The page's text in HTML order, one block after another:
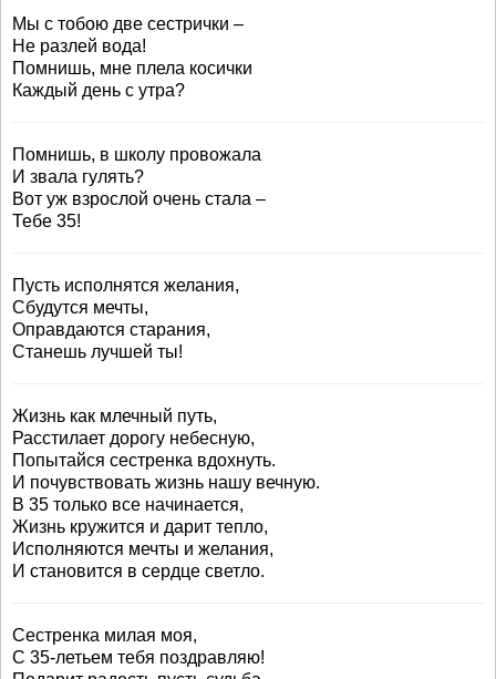
Мы с тобою две сестрички –
Не разлей вода!
Помнишь, мне плела косички
Каждый день с утра?
Помнишь, в школу провожала
И звала гулять?
Вот уж взрослой очень стала –
Тебе 35!
Пусть исполнятся желания,
Сбудутся мечты,
Оправдаются старания,
Станешь лучшей ты!
Жизнь как млечный путь,
Расстилает дорогу небесную,
Попытайся сестренка вдохнуть.
И почувствовать жизнь нашу вечную.
В 35 только все начинается,
Жизнь кружится и дарит тепло,
Исполняются мечты и желания,
И становится в сердце светло.
Сестренка милая моя,
С 35-летьем тебя поздравляю!